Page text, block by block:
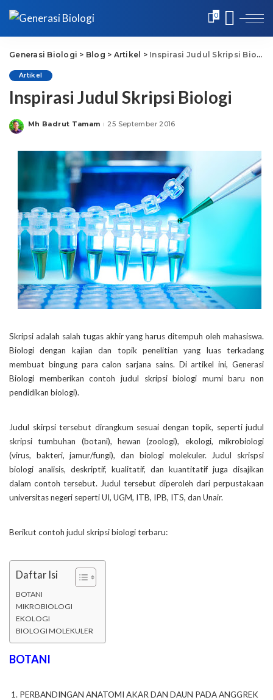
0
Generasi Biologi > Blog > Artikel > Inspirasi Judul Skripsi Biologi
Artikel
Inspirasi Judul Skripsi Biologi
Posted
Mh Badrut Tamam 25 September 2016
Skripsi adalah salah tugas akhir yang harus ditempuh oleh mahasiswa.
Biologi dengan kajian dan topik penelitian yang luas terkadang
membuat bingung para calon sarjana sains. Di artikel ini, Generasi
Biologi memberikan contoh judul skripsi biologi murni baru non
pendidikan biologi).
Judul skirpsi tersebut dirangkum sesuai dengan topik, seperti judul
skripsi tumbuhan (botani), hewan (zoologi), ekologi, mikrobiologi
(virus, bakteri, jamur/fungi), dan biologi molekuler. Judul skrispsi
biologi analisis, deskriptif, kualitatif, dan kuantitatif juga disajikan
dalam contoh tersebut. Judul tersebut diperoleh dari perpustakaan
universitas negeri seperti UI, UGM, ITB, IPB, ITS, dan Unair.
Berikut contoh judul skripsi biologi terbaru:
Daftar Isi
BOTANI
MIKROBIOLOGI
EKOLOGI
BIOLOGI MOLEKULER
BOTANI
PERBANDINGAN ANATOMI AKAR DAN DAUN PADA ANGGREK